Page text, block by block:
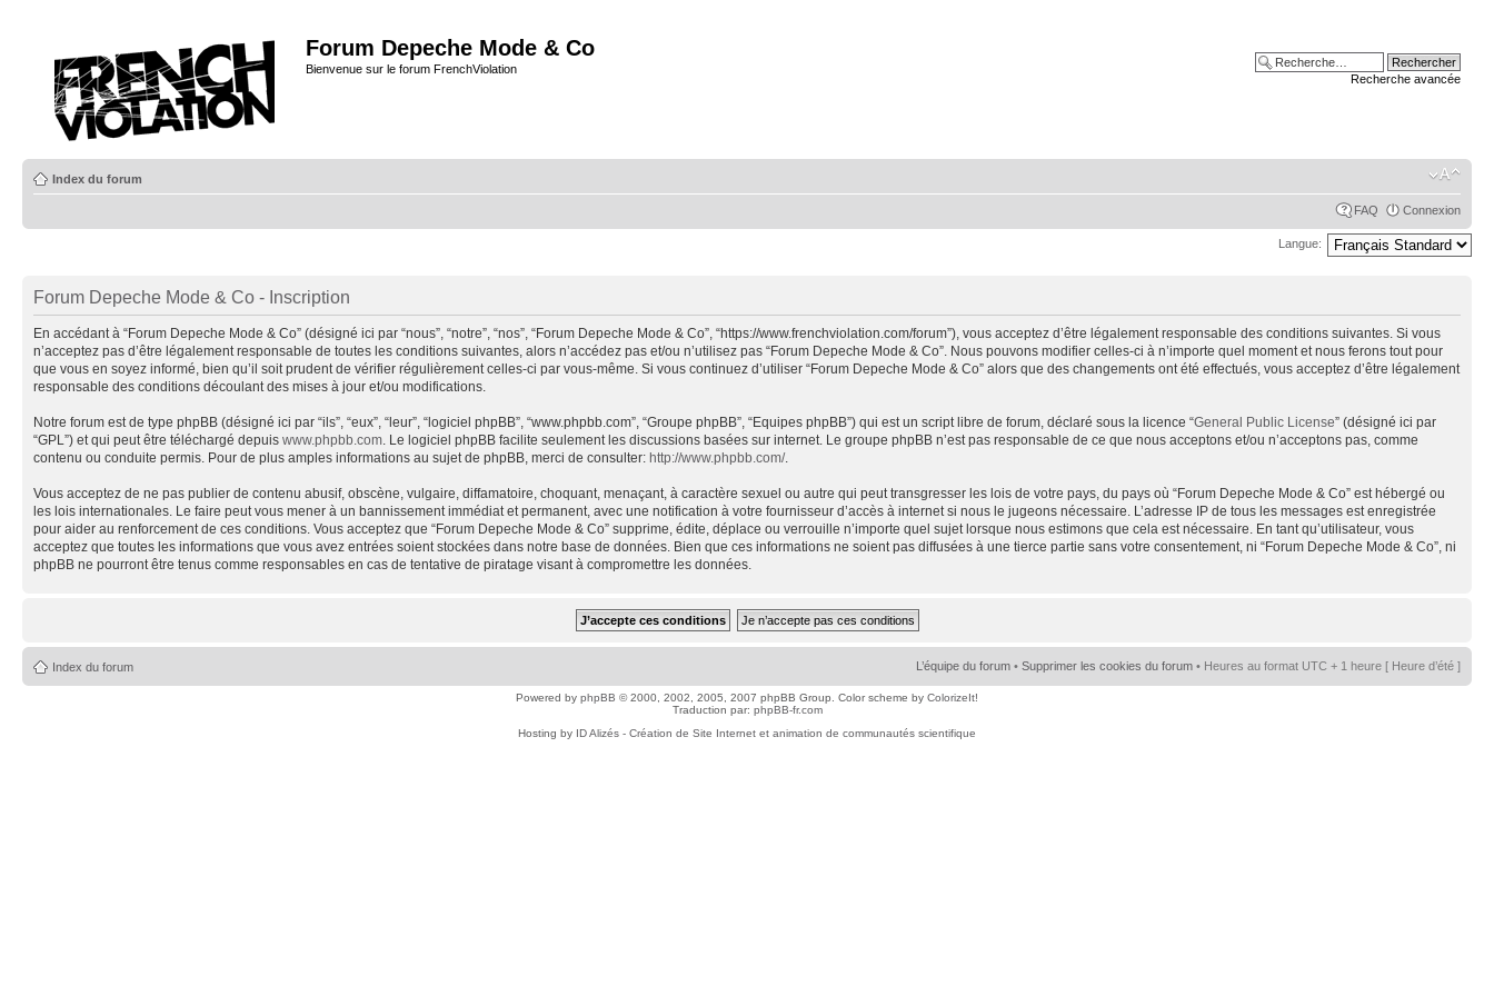
Forum Depeche Mode & Co
Bienvenue sur le forum FrenchViolation
Recherche avancée
Index du forum
FAQ Connexion
Langue:
Forum Depeche Mode & Co - Inscription
En accédant à “Forum Depeche Mode & Co” (désigné ici par “nous”, “notre”, “nos”, “Forum Depeche Mode & Co”, “https://www.frenchviolation.com/forum”), vous acceptez d’être légalement responsable des conditions suivantes. Si vous
n’acceptez pas d’être légalement responsable de toutes les conditions suivantes, alors n’accédez pas et/ou n’utilisez pas “Forum Depeche Mode & Co”. Nous pouvons modifier celles-ci à n’importe quel moment et nous ferons tout pour
que vous en soyez informé, bien qu’il soit prudent de vérifier régulièrement celles-ci par vous-même. Si vous continuez d’utiliser “Forum Depeche Mode & Co” alors que des changements ont été effectués, vous acceptez d’être légalement
responsable des conditions découlant des mises à jour et/ou modifications.
Notre forum est de type phpBB (désigné ici par “ils”, “eux”, “leur”, “logiciel phpBB”, “www.phpbb.com”, “Groupe phpBB”, “Equipes phpBB”) qui est un script libre de forum, déclaré sous la licence “General Public License” (désigné ici par
“GPL”) et qui peut être téléchargé depuis www.phpbb.com . Le logiciel phpBB facilite seulement les discussions basées sur internet. Le groupe phpBB n’est pas responsable de ce que nous acceptons et/ou n’acceptons pas, comme
contenu ou conduite permis. Pour de plus amples informations au sujet de phpBB, merci de consulter: http://www.phpbb.com/.
Vous acceptez de ne pas publier de contenu abusif, obscène, vulgaire, diffamatoire, choquant, menaçant, à caractère sexuel ou autre qui peut transgresser les lois de votre pays, du pays où “Forum Depeche Mode & Co” est hébergé ou
les lois internationales. Le faire peut vous mener à un bannissement immédiat et permanent, avec une notification à votre fournisseur d’accès à internet si nous le jugeons nécessaire. L’adresse IP de tous les messages est enregistrée
pour aider au renforcement de ces conditions. Vous acceptez que “Forum Depeche Mode & Co” supprime, édite, déplace ou verrouille n’importe quel sujet lorsque nous estimons que cela est nécessaire. En tant qu’utilisateur, vous
acceptez que toutes les informations que vous avez entrées soient stockées dans notre base de données. Bien que ces informations ne soient pas diffusées à une tierce partie sans votre consentement, ni “Forum Depeche Mode & Co”, ni
phpBB ne pourront être tenus comme responsables en cas de tentative de piratage visant à compromettre les données.
Index du forum L’équipe du forum • Supprimer les cookies du forum • Heures au format UTC + 1 heure [ Heure d’été ]
Powered by phpBB © 2000, 2002, 2005, 2007 phpBB Group. Color scheme by ColorizeIt!
Traduction par: phpBB-fr.com
Hosting by ID Alizés - Création de Site Internet et animation de communautés scientifique